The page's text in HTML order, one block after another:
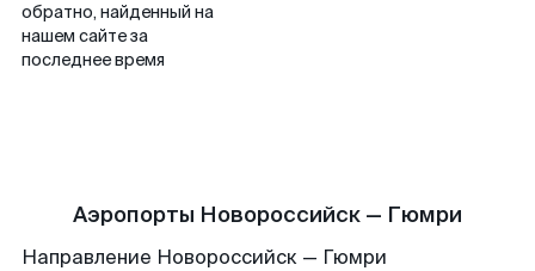
обратно, найденный на
нашем сайте за
последнее время
Аэропорты Новороссийск — Гюмри
Направление Новороссийск — Гюмри